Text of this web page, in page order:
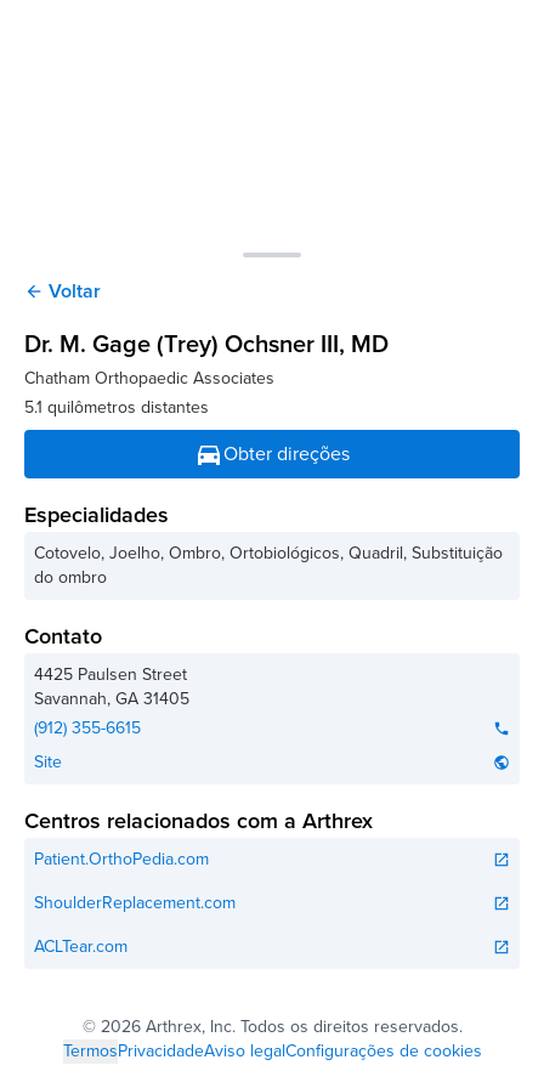
arrow_back Voltar
Dr. M. Gage (Trey) Ochsner III, MD
Chatham Orthopaedic Associates
5.1 quilômetros distantes
directions_carObter direções
Especialidades
Cotovelo, Joelho, Ombro, Ortobiológicos, Quadril, Substituição
do ombro
Contato
4425 Paulsen Street
Savannah,GA31405
(912) 355-6615
phone
Site public
Centros relacionados com a Arthrex
Patient.OrthoPedia.com open_in_new
ShoulderReplacement.com open_in_new
ACLTear.com open_in_new
© 2026 Arthrex, Inc. Todos os direitos reservados.
TermosPrivacidadeAviso legalConfigurações de cookies